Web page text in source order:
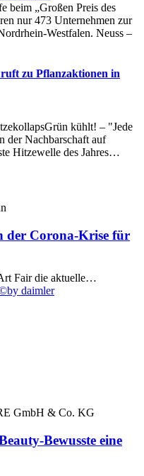
beim „Großen Preis des
nur 473 Unternehmen zur
Westfalen. Neuss –
zu Pflanzaktionen in
kühlt! – "Jede
der Nachbarschaft auf
Hitzewelle des Jahres…
der Corona-Krise für
Fair die aktuelle…
GmbH & Co. KG
Bewusste eine